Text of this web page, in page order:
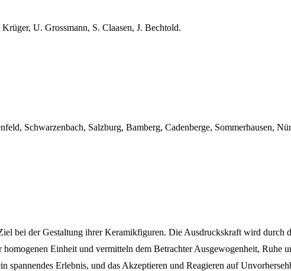
U. Grossmann, S. Claasen, J. Bechtold.
Schwarzenbach, Salzburg, Bamberg, Cadenberge, Sommerhausen,
bei der Gestaltung ihrer Keramikfiguren. Die Ausdruckskraft wird
Einheit und vermitteln dem Betrachter Ausgewogenheit, Ruhe
Erlebnis, und das Akzeptieren und Reagieren auf